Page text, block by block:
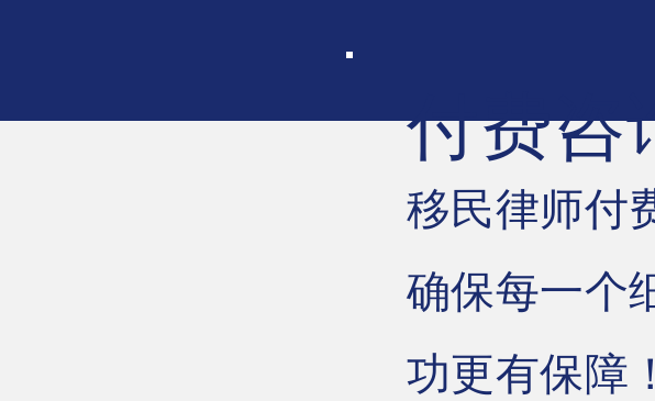
付费咨
移民律师付
确保每一个
功更有保障